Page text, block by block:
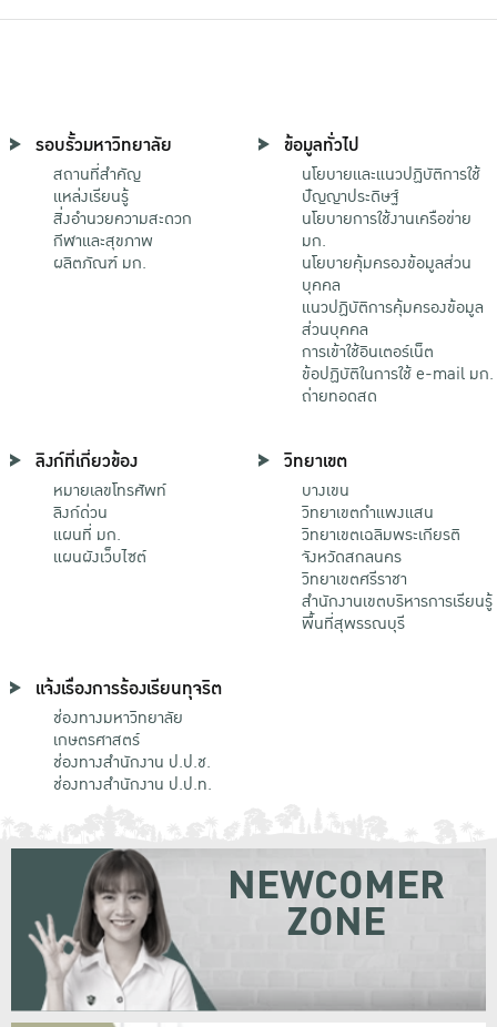
รอบรั้วมหาวิทยาลัย
สถานที่สำคัญ
แหล่งเรียนรู้
สิ่งอำนวยความสะดวก
กีฬาและสุขภาพ
ผลิตภัณฑ์ มก.
ข้อมูลทั่วไป
นโยบายและแนวปฏิบัติการใช้
ปัญญาประดิษฐ์
นโยบายการใช้งานเครือข่าย
มก.
นโยบายคุ้มครองข้อมูลส่วน
บุคคล
แนวปฏิบัติการคุ้มครองข้อมูล
ส่วนบุคคล
การเข้าใช้อินเตอร์เน็ต
ข้อปฏิบัติในการใช้ e-mail มก.
ถ่ายทอดสด
ลิงก์ที่เกี่ยวข้อง
หมายเลขโทรศัพท์
ลิงก์ด่วน
แผนที่ มก.
แผนผังเว็บไซต์
วิทยาเขต
บางเขน
วิทยาเขตกําแพงแสน
วิทยาเขตเฉลิมพระเกียรติ
จังหวัดสกลนคร
วิทยาเขตศรีราชา
สำนักงานเขตบริหารการเรียนรู้
พื้นที่สุพรรณบุรี
แจ้งเรื่องการร้องเรียนทุจริต
ช่องทางมหาวิทยาลัย
เกษตรศาสตร์
ช่องทางสำนักงาน ป.ป.ช.
ช่องทางสำนักงาน ป.ป.ท.
NEWCOMER
ZONE